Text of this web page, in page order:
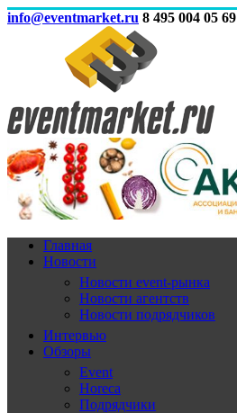
info@eventmarket.ru 8 495 004 05 69
Главная
Новости
Новости event-рынка
Новости агентств
Новости подрядчиков
Интервью
Обзоры
Event
Horeca
Подрядчики